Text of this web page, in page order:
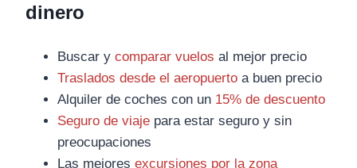
dinero
Buscar y comparar vuelos al mejor precio
Traslados desde el aeropuerto a buen precio
Alquiler de coches con un 15% de descuento
Seguro de viaje para estar seguro y sin
preocupaciones
Las mejores excursiones por la zona